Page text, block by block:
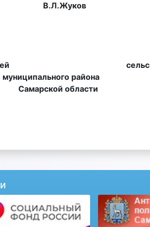
В.Л.Жуков
сельского
района